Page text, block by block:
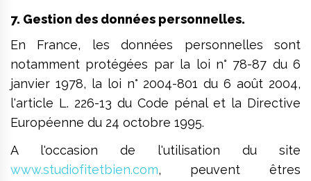
7. Gestion des données personnelles.
En France, les données personnelles sont
notamment protégées par la loi n° 78-87 du 6
janvier 1978, la loi n° 2004-801 du 6 août 2004,
l'article L. 226-13 du Code pénal et la Directive
Européenne du 24 octobre 1995.
A l'occasion de l'utilisation du site
www.studiofitetbien.com, peuvent êtres